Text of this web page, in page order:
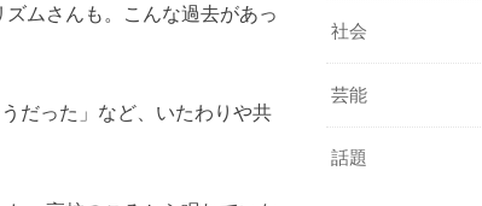
ムさんも。こんな過去があっ
だった」など、いたわりや共
社会
芸能
話題